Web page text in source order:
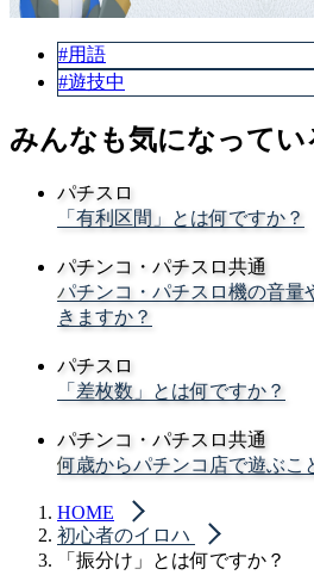
#用語
#遊技中
みんなも気になってい
パチスロ
「有利区間」とは何ですか？
パチンコ・パチスロ共通
パチンコ・パチスロ機の音量
きますか？
パチスロ
「差枚数」とは何ですか？
パチンコ・パチスロ共通
何歳からパチンコ店で遊ぶこ
HOME
初心者のイロハ
「振分け」とは何ですか？